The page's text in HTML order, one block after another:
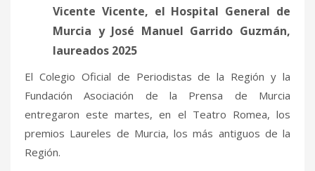
Vicente Vicente, el Hospital General de
Murcia y José Manuel Garrido Guzmán,
laureados 2025
El Colegio Oficial de Periodistas de la Región y la
Fundación Asociación de la Prensa de Murcia
entregaron este martes, en el Teatro Romea, los
premios Laureles de Murcia, los más antiguos de la
Región.